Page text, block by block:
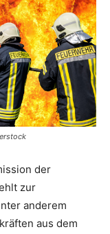
der
zur
anderem
aus dem